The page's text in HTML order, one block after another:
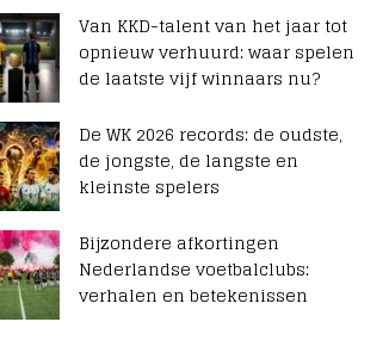
Van KKD-talent van het jaar tot
opnieuw verhuurd: waar spelen
de laatste vijf winnaars nu?
De WK 2026 records: de oudste,
de jongste, de langste en
kleinste spelers
Bijzondere afkortingen
Nederlandse voetbalclubs:
verhalen en betekenissen